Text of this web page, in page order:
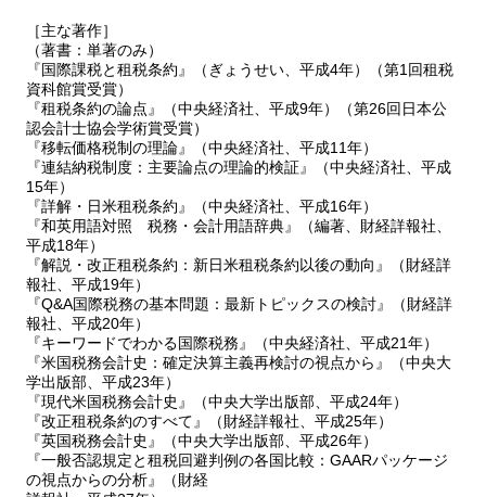
［主な著作］
（著書：単著のみ）
『国際課税と租税条約』（ぎょうせい、平成4年）（第1回租税
資科館賞受賞）
『租税条約の論点』（中央経済社、平成9年）（第26回日本公
認会計士協会学術賞受賞）
『移転価格税制の理論』（中央経済社、平成11年）
『連結納税制度：主要論点の理論的検証』（中央経済社、平成
15年）
『詳解・日米租税条約』（中央経済社、平成16年）
『和英用語対照 税務・会計用語辞典』（編著、財経詳報社、
平成18年）
『解説・改正租税条約：新日米租税条約以後の動向』（財経詳
報社、平成19年）
『Q&A国際税務の基本問題：最新トピックスの検討』（財経詳
報社、平成20年）
『キーワードでわかる国際税務』（中央経済社、平成21年）
『米国税務会計史：確定決算主義再検討の視点から』（中央大
学出版部、平成23年）
『現代米国税務会計史』（中央大学出版部、平成24年）
『改正租税条約のすべて』（財経詳報社、平成25年）
『英国税務会計史』（中央大学出版部、平成26年）
『一般否認規定と租税回避判例の各国比較：GAARパッケージ
の視点からの分析』（財経